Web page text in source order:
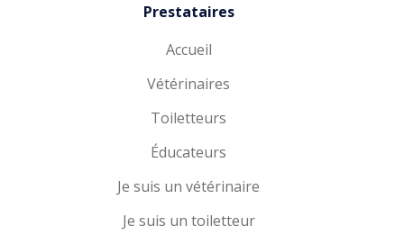
Prestataires
Accueil
Vétérinaires
Toiletteurs
Éducateurs
Je suis un vétérinaire
Je suis un toiletteur